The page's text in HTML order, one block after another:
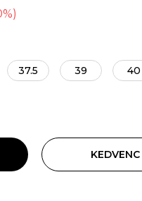
%)
37.5 39 40
KEDVENC